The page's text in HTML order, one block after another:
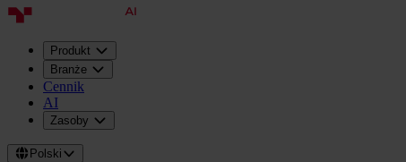
Produkt
Branże
Cennik
AI
Zasoby
Polski